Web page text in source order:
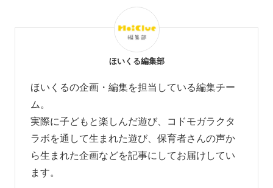
ほいくる編集部
ほいくるの企画・編集を担当している編集チー
ム。
実際に子どもと楽しんだ遊び、コドモガラクタ
ラボを通して生まれた遊び、 保育者さんの声か
ら生まれた企画などを記事にしてお届けしてい
ます。